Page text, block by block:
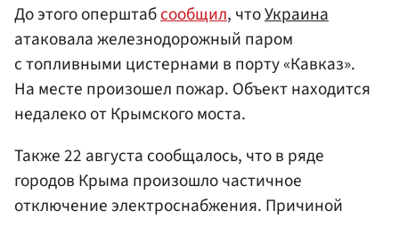
До этого оперштабсообщил, чтоУкраина
атаковала железнодорожный паром
с топливными цистернами в порту «Кавказ».
На месте произошел пожар. Объект находится
недалеко от Крымского моста.
Также 22 августа сообщалось, что в ряде
городов Крыма произошло частичное
отключение электроснабжения. Причиной